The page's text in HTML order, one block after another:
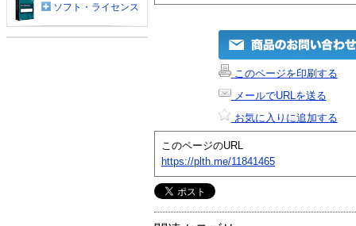
このページを印刷する
メールでURLを送る
お気に入りに追加する
このページのURL
https://plth.me/11841465
ソフト・ライセンス